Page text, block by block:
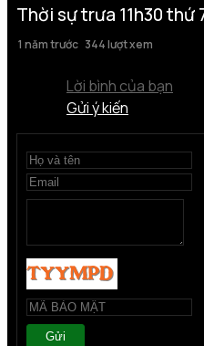
Thời sự trưa 11h30 thứ
1 năm trước 344 lượt xem
Lời bình của bạn
Gửi ý kiến
Gửi